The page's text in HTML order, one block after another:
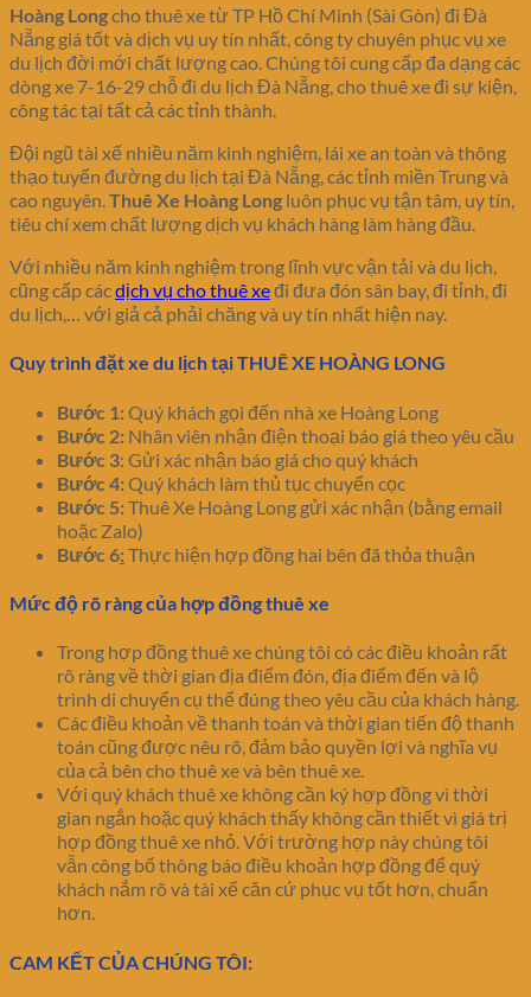
Hoàng Longcho thuê xe từ TP Hồ Chí Minh (Sài Gòn) đi Đà
Nẵng giá tốt và dịch vụ uy tín nhất, công ty chuyên phục vụ xe
du lịch đời mới chất lượng cao. Chúng tôi cung cấp đa dạng các
dòng xe 7-16-29 chỗ đi du lịch Đà Nẵng, cho thuê xe đi sự kiện,
công tác tại tất cả các tỉnh thành.
Đội ngũ tài xế nhiều năm kinh nghiệm, lái xe an toàn và thông
thạo tuyến đường du lịch tại Đà Nẵng, các tỉnh miền Trung và
cao nguyên.Thuê Xe Hoàng Long luôn phục vụ tận tâm, uy tín,
tiêu chí xem chất lượng dịch vụ khách hàng làm hàng đầu.
Với nhiều năm kinh nghiệm trong lĩnh vực vận tải và du lịch,
cũng cấp cácdịch vụ cho thuê xeđi đưa đón sân bay, đi tỉnh, đi
du lịch,… với giả cả phải chăng và uy tín nhất hiện nay.
Quy trình đặt xe du lịch tại THUÊ XE HOÀNG LONG
Bước 1:Quý khách gọi đến nhà xe Hoàng Long
Bước 2: Nhân viên nhận điện thoại báo giá theo yêu cầu
Bước 3: Gửi xác nhận báo giá cho quý khách
Bước 4:Quý khách làm thủ tục chuyển cọc
Bước 5:Thuê Xe Hoàng Long gửi xác nhận (bằng email
hoặc Zalo)
Bước 6:Thực hiện hợp đồng hai bên đã thỏa thuận
Mức độ rõ ràng của hợp đồng thuê xe
Trong hợp đồng thuê xe chúng tôi có các điều khoản rất
rõ ràng về thời gian địa điểm đón, địa điểm đến và lộ
trình di chuyển cụ thể đúng theo yêu cầu của khách hàng.
Các điều khoản về thanh toán và thời gian tiến độ thanh
toán cũng được nêu rõ, đảm bảo quyền lợi và nghĩa vụ
của cả bên cho thuê xe và bên thuê xe.
Với quý khách thuê xe không cần ký hợp đồng vì thời
gian ngắn hoặc quý khách thấy không cần thiết vì giá trị
hợp đồng thuê xe nhỏ. Với trường hợp này chúng tôi
vẫn công bố thông báo điều khoản hợp đồng để quý
khách nắm rõ và tài xế căn cứ phục vụ tốt hơn, chuẩn
hơn.
CAM KẾT CỦA CHÚNG TÔI: